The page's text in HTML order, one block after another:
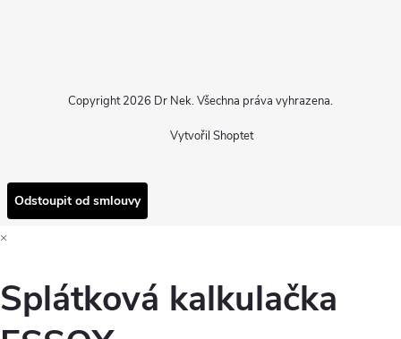
Vytvořil Shoptet
Copyright 2026 Dr Nek. Všechna práva vyhrazena.
Odstoupit od smlouvy
×
Splátková kalkulačka